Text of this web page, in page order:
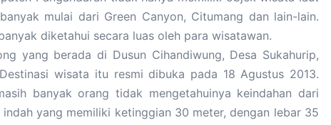
mulai dari Green Canyon, Citumang dan lain-lain.
diketahui secara luas oleh para wisatawan.
yang berada di Dusun Cihandiwung, Desa Sukahurip,
wisata itu resmi dibuka pada 18 Agustus 2013.
banyak orang tidak mengetahuinya keindahan dari
yang memiliki ketinggian 30 meter, dengan lebar 35